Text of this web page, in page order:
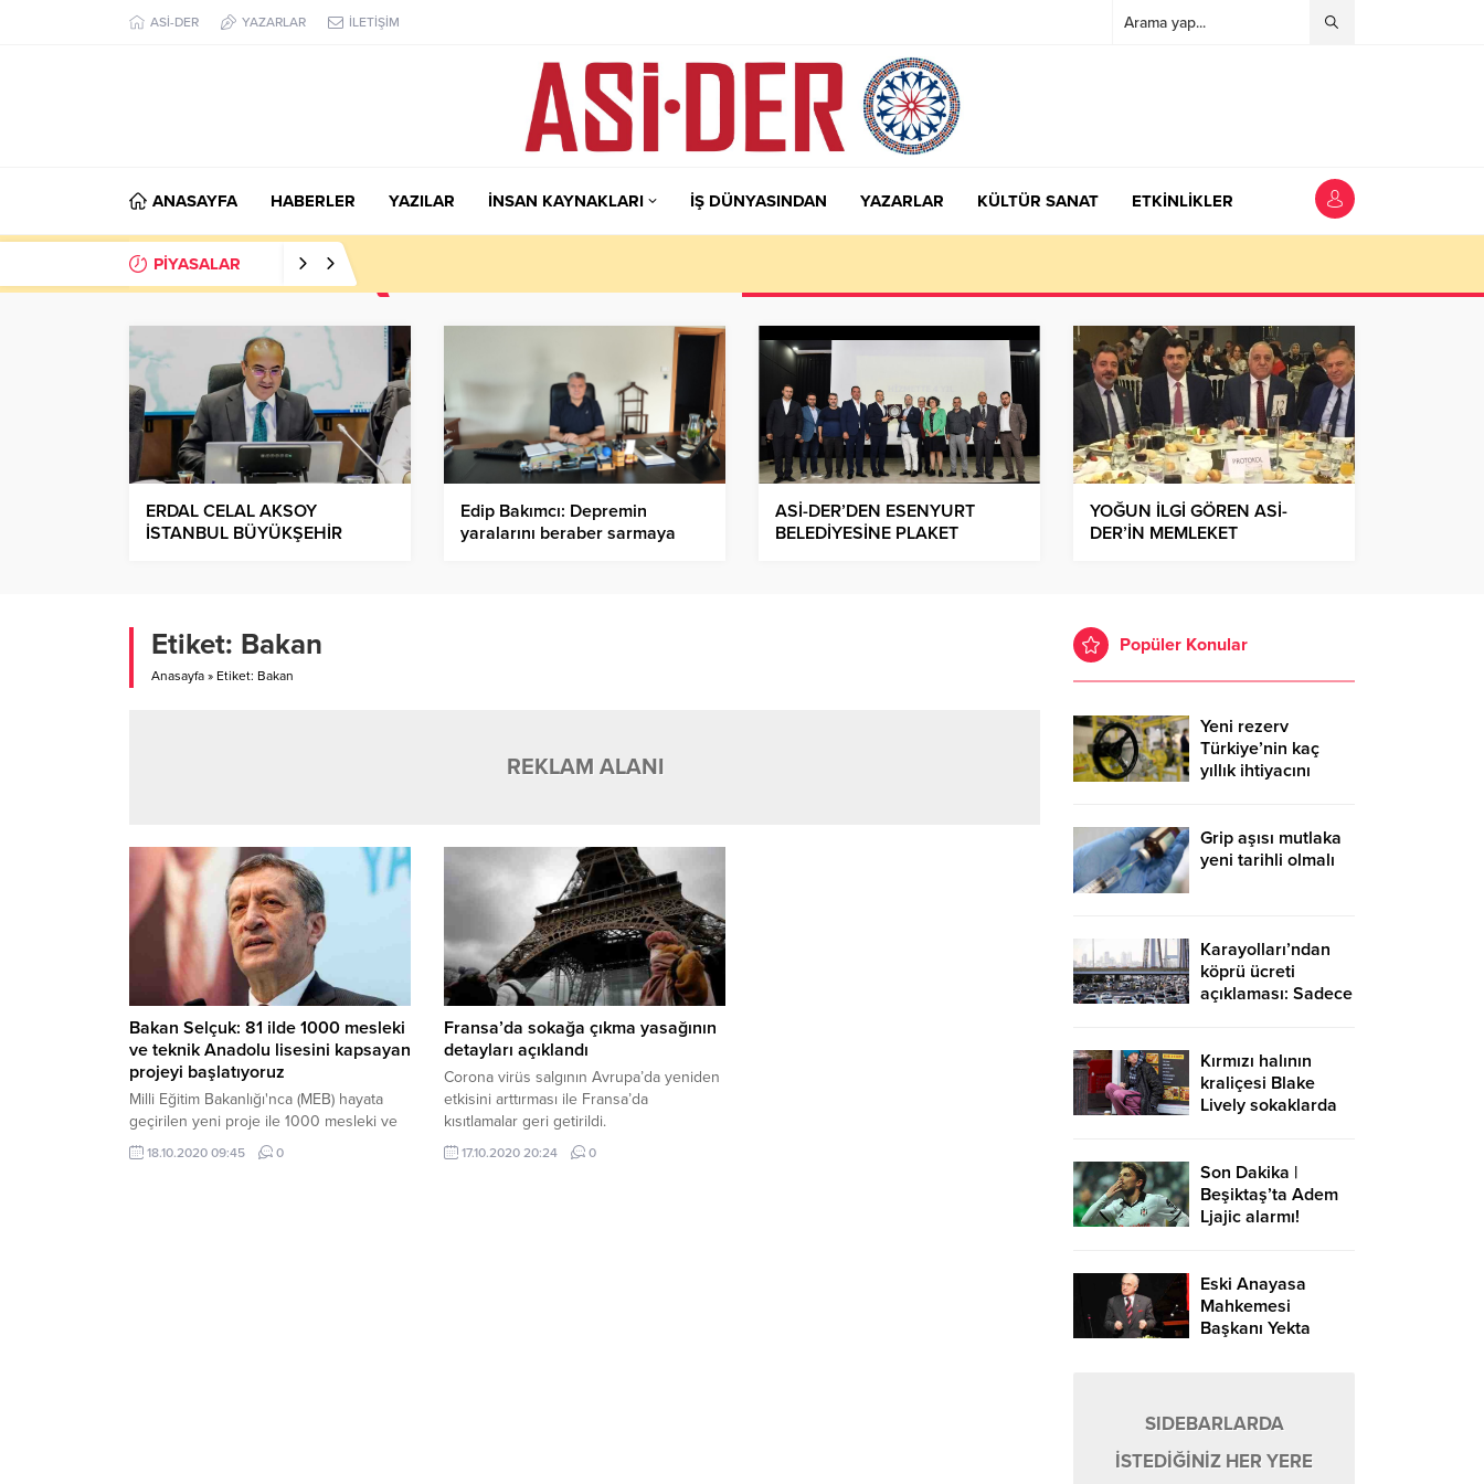
ASİ-DER YAZARLAR İLETİŞİM
ANASAYFA HABERLER YAZILAR İNSAN KAYNAKLARI İŞ DÜNYASINDAN YAZARLAR KÜLTÜR SANAT ETKİNLİKLER
PİYASALAR
ERDAL CELAL AKSOY
İSTANBUL BÜYÜKŞEHİR
Edip Bakımcı: Depremin
yaralarını beraber sarmaya
ASİ-DER’DEN ESENYURT
BELEDİYESİNE PLAKET
YOĞUN İLGİ GÖREN ASİ-
DER’İN MEMLEKET
Etiket: Bakan
Anasayfa » Etiket: Bakan
REKLAM ALANI
Bakan Selçuk: 81 ilde 1000 mesleki
ve teknik Anadolu lisesini kapsayan
projeyi başlatıyoruz
Milli Eğitim Bakanlığı'nca (MEB) hayata
geçirilen yeni proje ile 1000 mesleki ve
teknik Anadolu lisesine, Türkçe,
matematik ve fen bilimleri alanlarında
18.10.2020 09:45 0
Fransa’da sokağa çıkma yasağının
detayları açıklandı
Corona virüs salgının Avrupa’da yeniden
etkisini arttırması ile Fransa’da
kısıtlamalar geri getirildi.
17.10.2020 20:24 0
Popüler Konular
Yeni rezerv
Türkiye’nin kaç
yıllık ihtiyacını
Grip aşısı mutlaka
yeni tarihli olmalı
Karayolları’ndan
köprü ücreti
açıklaması: Sadece
geçişlerde ücret
alınır
Kırmızı halının
kraliçesi Blake
Lively sokaklarda
Son Dakika |
Beşiktaş’ta Adem
Ljajic alarmı!
Eski Anayasa
Mahkemesi
Başkanı Yekta
böyle kararlar
SIDEBARLARDA
İSTEDİĞİNİZ HER YERE